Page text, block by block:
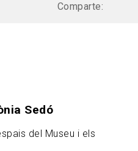
Comparte:
Sedó
del Museu i els